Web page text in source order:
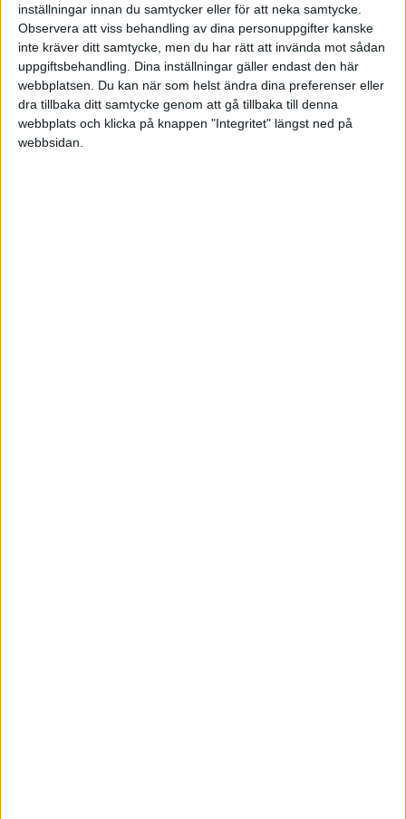
inställningar innan du samtycker eller för att neka samtycke.
Observera att viss behandling av dina personuppgifter kanske
inte kräver ditt samtycke, men du har rätt att invända mot sådan
uppgiftsbehandling. Dina inställningar gäller endast den här
webbplatsen. Du kan när som helst ändra dina preferenser eller
dra tillbaka ditt samtycke genom att gå tillbaka till denna
webbplats och klicka på knappen "Integritet" längst ned på
webbsidan.
Vore väldigt tacksam för svar!
Mikael